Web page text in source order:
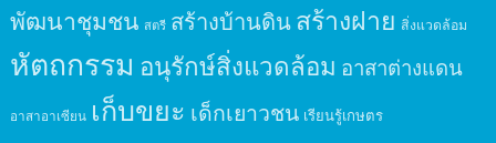
พัฒนาชุมชน สตรี สร้างบ้านดินสร้างฝาย สิ่งแวดล้อม
หัตถกรรม อนุรักษ์สิ่งแวดล้อม อาสาต่างแดน
อาสาอาเซียน เก็บขยะ เด็กเยาวชน เรียนรู้เกษตร